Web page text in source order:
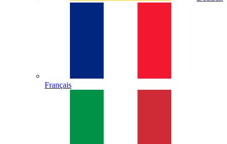
Français